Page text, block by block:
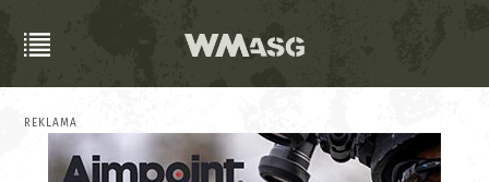
REKLAMA